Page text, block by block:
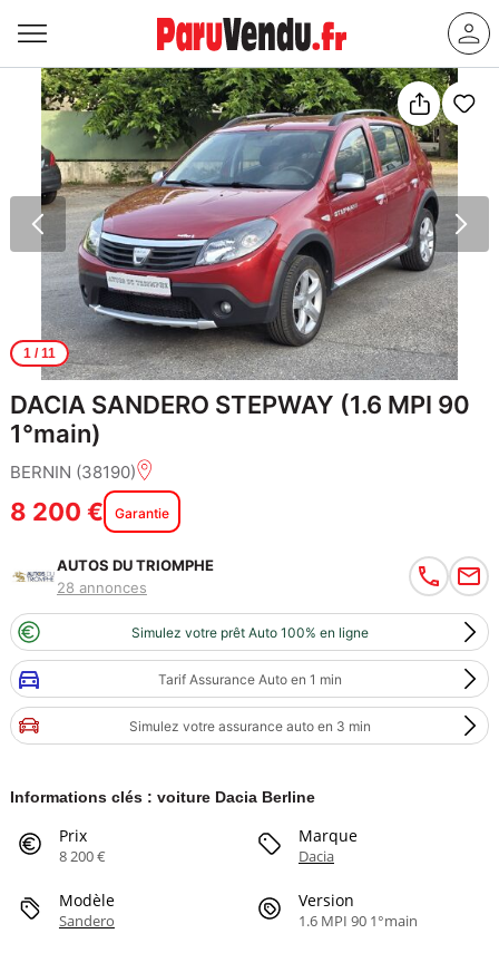
1/ 11
DACIA SANDERO STEPWAY (1.6 MPI 90
1°main)
BERNIN (38190)
8 200 € Garantie
AUTOS DU TRIOMPHE
28 annonces
Simulez votre prêt Auto 100% en ligne
Tarif Assurance Auto en 1 min
Simulez votre assurance auto en 3 min
Informations clés : voiture Dacia Berline
Prix
8 200 €
Marque
Dacia
Modèle
Sandero
Version
1.6 MPI 90 1°main